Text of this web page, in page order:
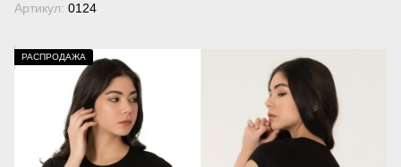
Артикул: 0124
РАСПРОДАЖА